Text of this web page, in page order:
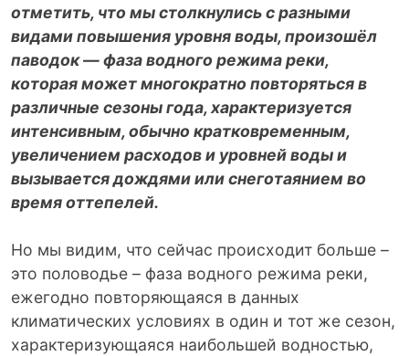
отметить, что мы столкнулись с разными
видами повышения уровня воды, произошёл
паводок — фаза водного режима реки,
которая может многократно повторяться в
различные сезоны года, характеризуется
интенсивным, обычно кратковременным,
увеличением расходов и уровней воды и
вызывается дождями или снеготаянием во
время оттепелей.
Но мы видим, что сейчас происходит больше –
это половодье – фаза водного режима реки,
ежегодно повторяющаяся в данных
климатических условиях в один и тот же сезон,
характеризующаяся наибольшей водностью,